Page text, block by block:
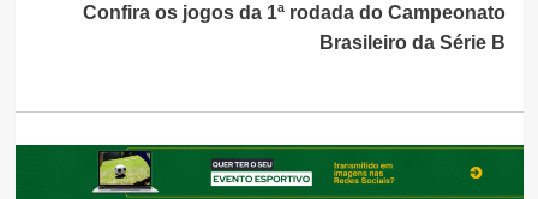
Confira os jogos da 1ª rodada do Campeonato
Brasileiro da Série B